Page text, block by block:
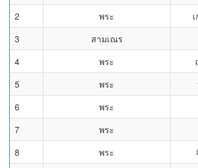
2
พระ
3
สามเณร
4
พระ
5
พระ
6
พระ
7
พระ
8
พระ